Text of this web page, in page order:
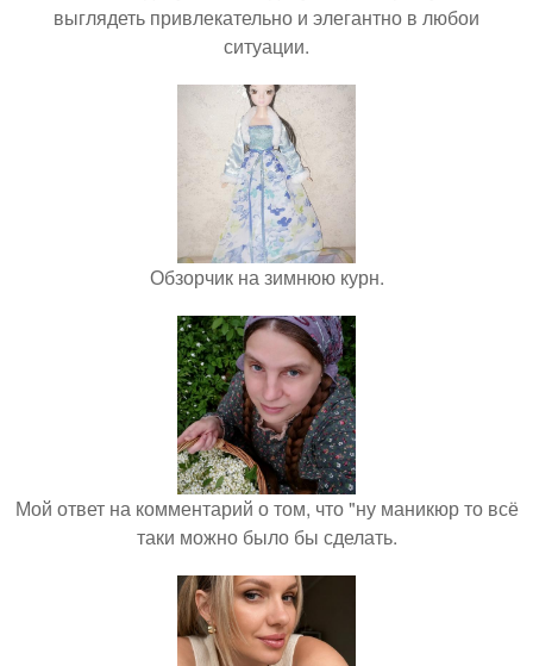
выглядеть привлекательно и элегантно в любои
ситуации.
Обзорчик на зимнюю курн.
Мой ответ на комментарий о том, что "ну маникюр то всё
таки можно было бы сделать.